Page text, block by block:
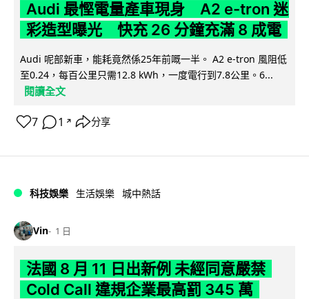
Audi 最慳電量產車現身 A2 e-tron 迷
彩造型曝光 快充 26 分鐘充滿 8 成電
Audi 呢部新車，能耗竟然係25年前嘅一半。 A2 e-tron 風阻低
至0.24，每百公里只需12.8 kWh，一度電行到7.8公里。6...
閱讀全文
7 1 ↗ 分享
科技娛樂 生活娛樂 城中熱話
Vin 1 日
法國 8 月 11 日出新例 未經同意嚴禁
Cold Call 違規企業最高罰 345 萬